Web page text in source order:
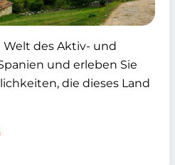
Welt des Aktiv- und
und erleben Sie
die dieses Land